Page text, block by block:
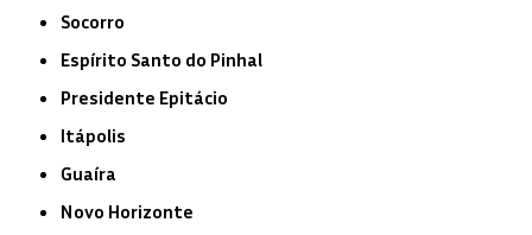
Socorro
Espírito Santo do Pinhal
Presidente Epitácio
Itápolis
Guaíra
Novo Horizonte